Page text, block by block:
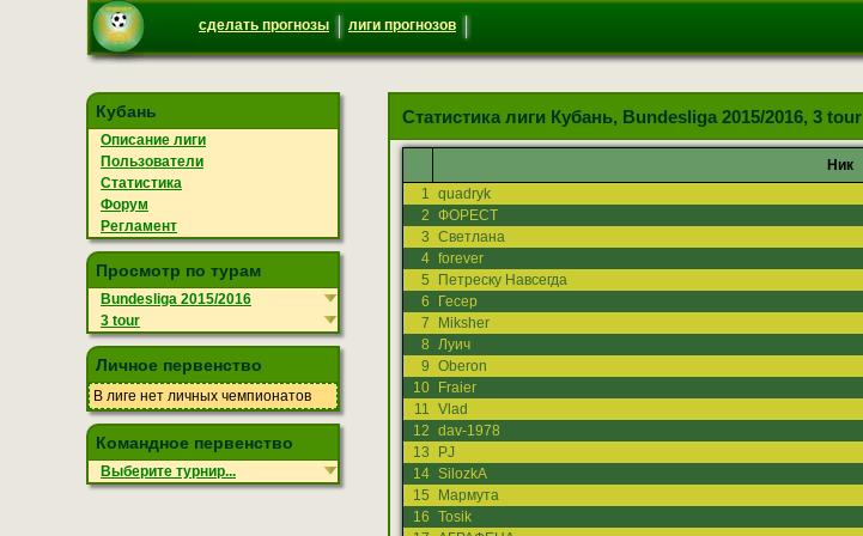
сделать прогнозы лиги прогнозов
Статистика лиги Кубань, Bundesliga 2015/2016, 3 tour
Ник
1 quadryk
2 ФОРЕСТ
3 Светлана
4 forever
5
Петреску Навсегда
6
Гесер
7
Miksher
8 Луич
9 Oberon
10
Fraier
11 Vlad
12 dav-1978
13
PJ
14 SilozkA
15
Мармута
16 Tosik
Кубань
Описание лиги
Пользователи
Статистика
Форум
Регламент
Просмотр по турам
Bundesliga 2015/2016
3 tour
Личное первенство
В лиге нет личных чемпионатов
Командное первенство
Выберите турнир...